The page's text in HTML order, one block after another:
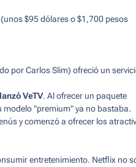
$95 dólares o $1,700 pesos
por Carlos Slim) ofreció un
lanzó VeTV. Al ofrecer un paquete
modelo "premium" ya no bastaba.
y comenzó a ofrecer los
entretenimiento. Netflix no